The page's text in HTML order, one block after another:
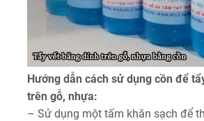
Hướng dẫn cách sử dụng cồn để
trên gỗ, nhựa:
– Sử dụng một tấm khăn sạch để